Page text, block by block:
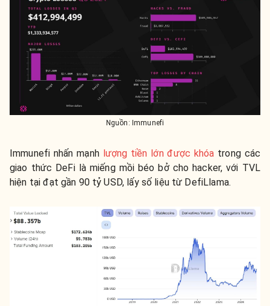
Nguồn: Immunefi
Immunefi nhấn mạnhlượng tiền lớn được khóa trong các
giao thức DeFi là miếng mồi béo bở cho hacker, với TVL
hiện tại đạt gần 90 tỷ USD, lấy số liệu từ DefiLlama.